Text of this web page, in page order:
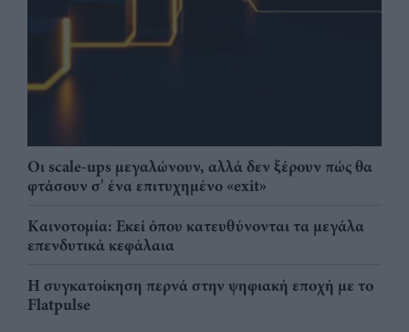
Οι scale-ups μεγαλώνουν, αλλά δεν ξέρουν πώς θα
φτάσουν σ' ένα επιτυχημένο «exit»
Καινοτομία: Εκεί όπου κατευθύνονται τα μεγάλα
επενδυτικά κεφάλαια
Η συγκατοίκηση περνά στην ψηφιακή εποχή με το
Flatpulse